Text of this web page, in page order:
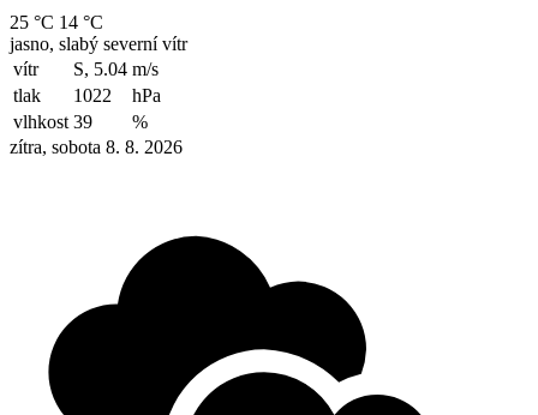
25 °C 14 °C
jasno, slabý severní vítr
vítr
S, 5.04 m/s
tlak
1022
hPa
vlhkost 39
%
zítra, sobota 8. 8. 2026